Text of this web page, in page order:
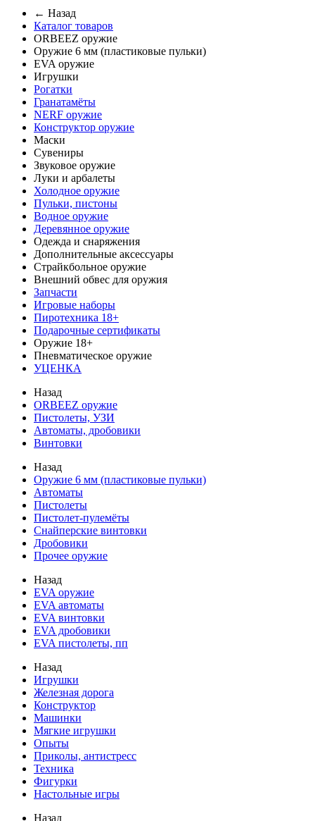
← Назад
Каталог товаров
ORBEEZ оружие
Оружие 6 мм (пластиковые пульки)
EVA оружие
Игрушки
Рогатки
Гранатамёты
NERF оружие
Конструктор оружие
Маски
Сувениры
Звуковое оружие
Луки и арбалеты
Холодное оружие
Пульки, пистоны
Водное оружие
Деревянное оружие
Одежда и снаряжения
Дополнительные аксессуары
Страйкбольное оружие
Внешний обвес для оружия
Запчасти
Игровые наборы
Пиротехника 18+
Подарочные сертификаты
Оружие 18+
Пневматическое оружие
УЦЕНКА
Назад
ORBEEZ оружие
Пистолеты, УЗИ
Автоматы, дробовики
Винтовки
Назад
Оружие 6 мм (пластиковые пульки)
Автоматы
Пистолеты
Пистолет-пулемёты
Снайперские винтовки
Дробовики
Прочее оружие
Назад
EVA оружие
EVA автоматы
EVA винтовки
EVA дробовики
EVA пистолеты, пп
Назад
Игрушки
Железная дорога
Конструктор
Машинки
Мягкие игрушки
Опыты
Приколы, антистресс
Техника
Фигурки
Настольные игры
Назад